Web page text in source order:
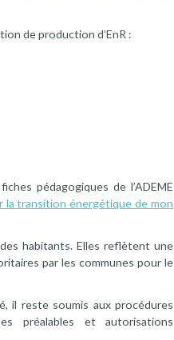
de production d’EnR :
pédagogiques de l’ADEME
la transition énergétique de mon
habitants. Elles reflètent une
par les communes pour le
il reste soumis aux procédures
préalables et autorisations